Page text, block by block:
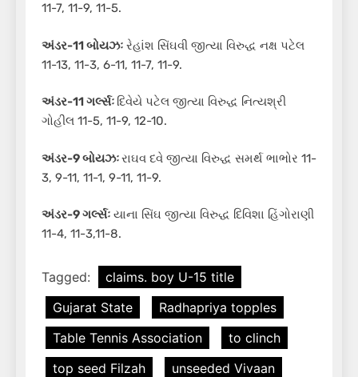
11-7, 11-9, 11-5.
અંડર-11 બોયઝઃ રેહાંશ સિંઘવી જીત્યા વિરુદ્ધ નક્ષ પટેલ
11-13, 11-3, 6-11, 11-7, 11-9.
અંડર-11 ગર્લ્સઃ દિવેયે પટેલ જીત્યા વિરુદ્ધ નિત્યશ્રી
ગોહીલ 11-5, 11-9, 12-10.
અંડર-9 બોયઝઃરાઘવ દવે જીત્યા વિરુદ્ધ સમર્થ ભાભોર 11-
3, 9-11, 11-1, 9-11, 11-9.
અંડર-9 ગર્લ્સઃ યાના સિંઘ જીત્યા વિરુદ્ધ દિવિશા હિંગોરાણી
11-4, 11-3,11-8.
Tagged:
claims. boy U-15 title
Gujarat State
Radhapriya topples
Table Tennis Association
to clinch
top seed Filzah
unseeded Vivaan